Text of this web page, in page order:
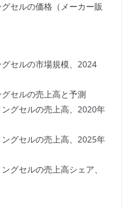
セルの価格（メーカー販
セルの市場規模、2024
セルの売上高と予測
グセルの売上高、2020年
グセルの売上高、2025年
セルの売上高シェア、